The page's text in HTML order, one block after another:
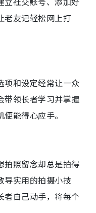
老友记轻松网上打
项和设定经常让一众
带领长者学习并掌握
能得心应手。
拍照留念却总是拍得
导实用的拍摄小技
者自己动手，将每个